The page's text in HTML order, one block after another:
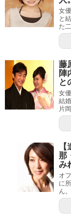
女
と
た
藤
陣
と
女
結
片
那
み
オ
に
ん